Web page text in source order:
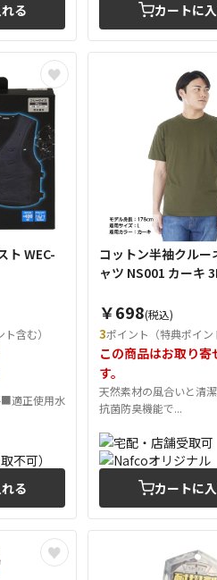
る カートに
ト WEC-
含む）
適正使用水
る
コットン半袖クルー
ャツ NS001 カーキ
￥698(税込)
3ポイント（特典ポイン
この商品はお取り寄
す。
天然素材の風合いと清潔
抗菌防臭機能で...
カートに